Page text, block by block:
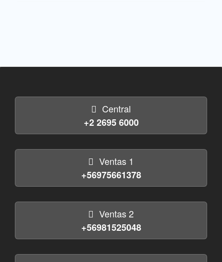
Central
+2 2695 6000
Ventas 1
+56975661378
Ventas 2
+56981525048